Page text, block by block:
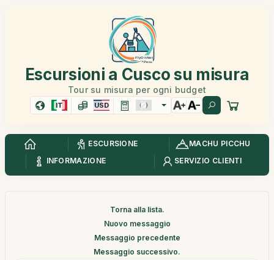
Escursioni a Cusco su misura
Tour su misura per ogni budget
IT USD
ESCURSIONE
MACHU PICCHU
INFORMAZIONE
SERVIZIO CLIENTI
Torna alla lista.
Nuovo messaggio
Messaggio precedente
Messaggio successivo.